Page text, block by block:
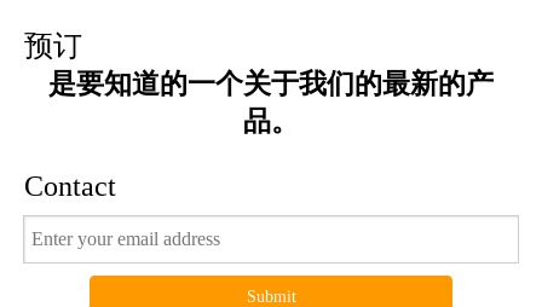
预订
是要知道的一个关于我们的最新的产
品。
Contact
Submit